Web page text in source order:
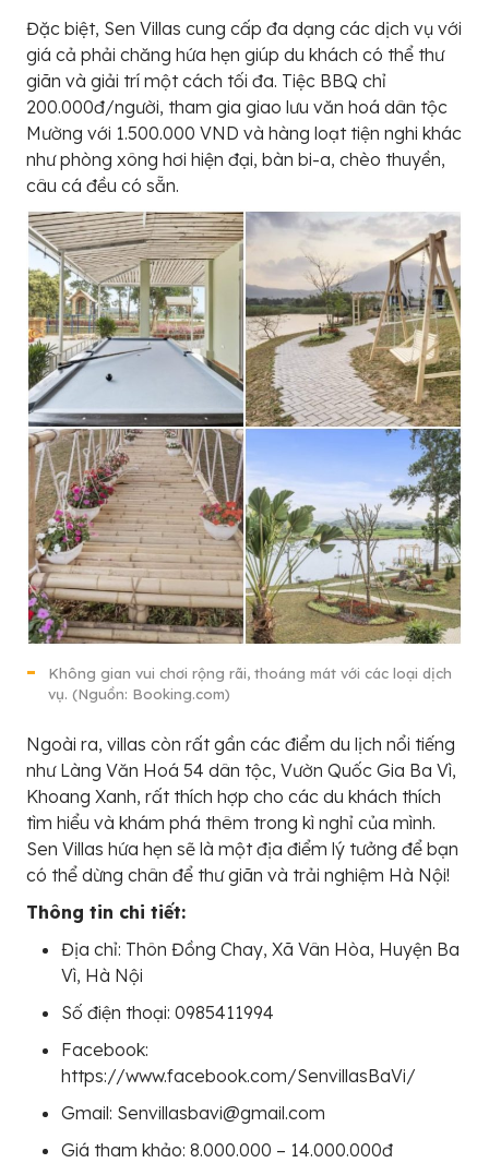
Đặc biệt, Sen Villas cung cấp đa dạng các dịch vụ với
giá cả phải chăng hứa hẹn giúp du khách có thể thư
giãn và giải trí một cách tối đa. Tiệc BBQ chỉ
200.000đ/người, tham gia giao lưu văn hoá dân tộc
Mường với 1.500.000 VND và hàng loạt tiện nghi khác
như phòng xông hơi hiện đại, bàn bi-a, chèo thuyền,
câu cá đều có sẵn.
Không gian vui chơi rộng rãi, thoáng mát với các loại dịch
vụ. (Nguồn: Booking.com)
Ngoài ra, villas còn rất gần các điểm du lịch nổi tiếng
như Làng Văn Hoá 54 dân tộc, Vườn Quốc Gia Ba Vì,
Khoang Xanh, rất thích hợp cho các du khách thích
tìm hiểu và khám phá thêm trong kì nghỉ của mình.
Sen Villas hứa hẹn sẽ là một địa điểm lý tưởng để bạn
có thể dừng chân để thư giãn và trải nghiệm Hà Nội!
Thông tin chi tiết:
Địa chỉ: Thôn Đồng Chay, Xã Vân Hòa, Huyện Ba
Vì, Hà Nội
Số điện thoại: 0985411994
Facebook:
https://www.facebook.com/SenvillasBaVi/
Gmail: Senvillasbavi@gmail.com
Giá tham khảo: 8.000.000 – 14.000.000đ